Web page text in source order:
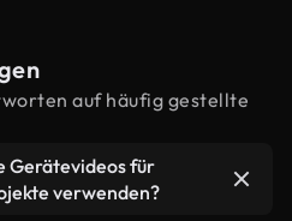
auf häufig gestellte
Gerätevideos für
verwenden?